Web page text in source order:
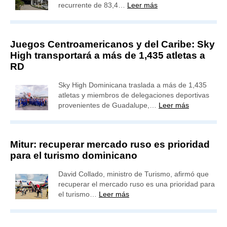
recurrente de 83,4… Leer más
Juegos Centroamericanos y del Caribe: Sky
High transportará a más de 1,435 atletas a
RD
Sky High Dominicana traslada a más de 1,435
atletas y miembros de delegaciones deportivas
provenientes de Guadalupe,… Leer más
Mitur: recuperar mercado ruso es prioridad
para el turismo dominicano
David Collado, ministro de Turismo, afirmó que
recuperar el mercado ruso es una prioridad para
el turismo… Leer más